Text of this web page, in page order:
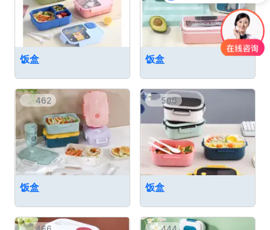
饭盒 饭盒
462
饭盒
506
饭盒